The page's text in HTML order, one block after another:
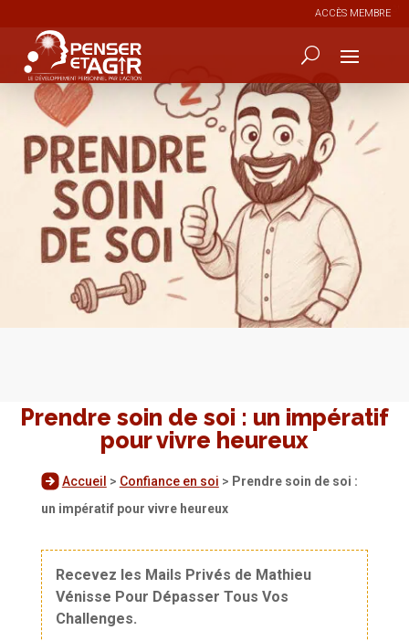
ACCÈS MEMBRE
Prendre soin de soi : un impératif
pour vivre heureux
Accueil > Confiance en soi > Prendre soin de soi :
un impératif pour vivre heureux
Recevez les Mails Privés de Mathieu
Vénisse Pour Dépasser Tous Vos
Challenges.